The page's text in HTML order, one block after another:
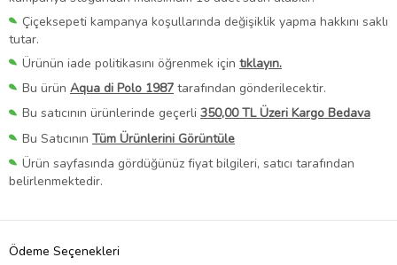
Çiçeksepeti kampanya koşullarında değişiklik yapma hakkını saklı
tutar.
Ürünün iade politikasını öğrenmek için tıklayın.
Bu ürün Aqua di Polo 1987 tarafından gönderilecektir.
Bu satıcının ürünlerinde geçerli 350,00 TL Üzeri Kargo Bedava
Bu Satıcının Tüm Ürünlerini Görüntüle
Ürün sayfasında gördüğünüz fiyat bilgileri, satıcı tarafından
belirlenmektedir.
Ödeme Seçenekleri